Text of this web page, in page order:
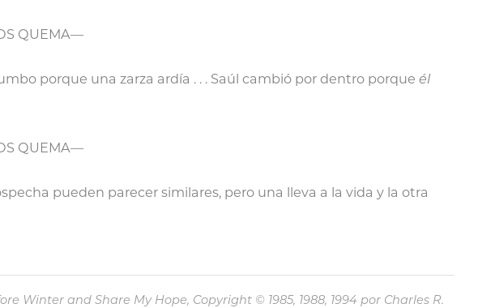
QUEMA—
porque una zarza ardía . . . Saúl cambió por dentro porque él
QUEMA—
pueden parecer similares, pero una lleva a la vida y la otra
Winter and Share My Hope, Copyright © 1985, 1988, 1994 por Charles R.